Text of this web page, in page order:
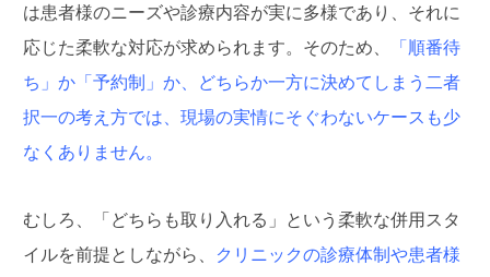
は患者様のニーズや診療内容が実に多様であり、それに
応じた柔軟な対応が求められます。そのため、
「順番待
ち」か「予約制」か、どちらか一方に決めてしまう二者
択一の考え方では、現場の実情にそぐわないケースも少
なくありません。
むしろ、「どちらも取り入れる」という柔軟な併用スタ
イルを前提としながら、
クリニックの診療体制や患者様